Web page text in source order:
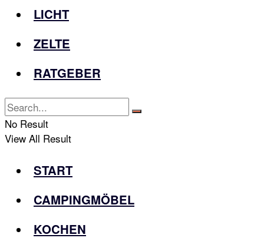
LICHT
ZELTE
RATGEBER
No Result
View All Result
START
CAMPINGMÖBEL
KOCHEN